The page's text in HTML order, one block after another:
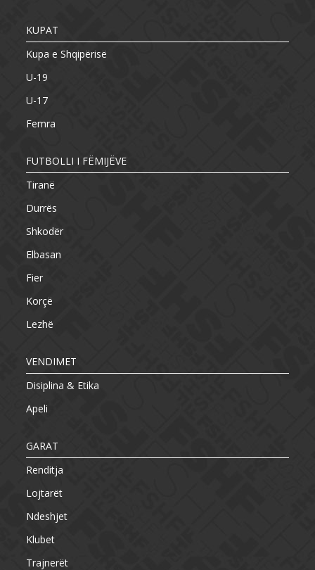
KUPAT
Kupa e Shqipërisë
U-19
U-17
Femra
FUTBOLLI I FËMIJËVE
Tiranë
Durrës
Shkodër
Elbasan
Fier
Korçë
Lezhë
VENDIMET
Disiplina & Etika
Apeli
GARAT
Renditja
Lojtarët
Ndeshjet
Klubet
Trajnerët